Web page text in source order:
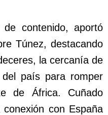
de contenido, aportó
Túnez, destacando
la cercanía de
país para romper
de África. Cuñado
con España